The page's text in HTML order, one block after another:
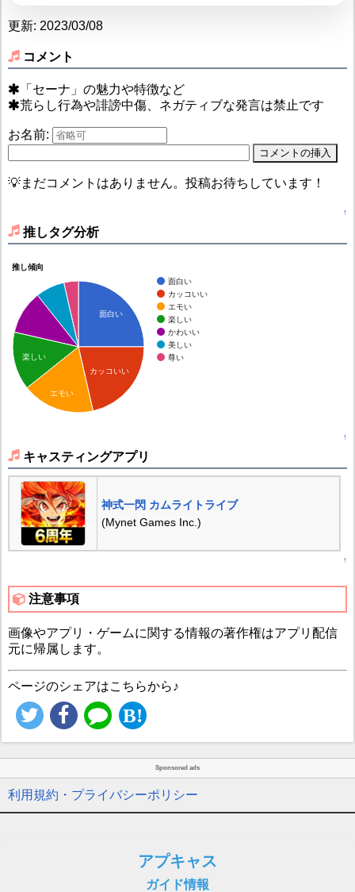
更新: 2023/03/08
コメント
「セーナ」の魅力や特徴など
荒らし行為や誹謗中傷、ネガティブな発言は禁止です
お名前:
💡まだコメントはありません。投稿お待ちしています！
↑
推しタグ分析
推し傾向
面白い
カッコいい
エモい
楽しい
かわいい
美しい
尊い
面白い
カッコいい
楽しい
エモい
↑
キャスティングアプリ
神式一閃 カムライトライブ
(Mynet Games Inc.)
↑
注意事項
画像やアプリ・ゲームに関する情報の著作権はアプリ配信
元に帰属します。
ページのシェアはこちらから♪
Sponsored ads
利用規約・プライバシーポリシー
アプキャス
ガイド情報